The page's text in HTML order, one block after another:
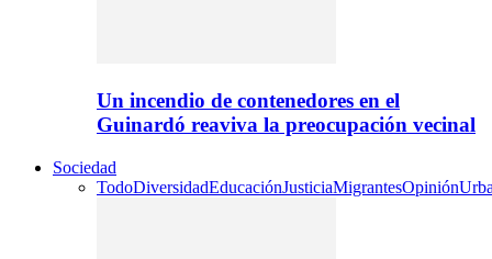
Un incendio de contenedores en el
Guinardó reaviva la preocupación vecinal
Sociedad
TodoDiversidadEducaciónJusticiaMigrantesOpinión